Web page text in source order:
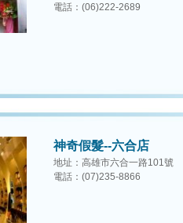
電話：(06)222-2689
神奇假髮--六合店
地址：高雄市六合一路101號
電話：(07)235-8866